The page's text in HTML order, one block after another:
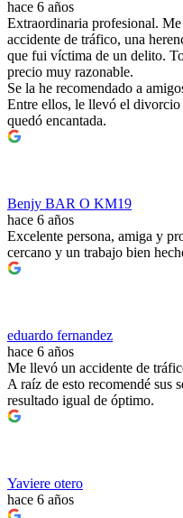
hace 6 años
Extraordinaria profesional.
accidente de tráfico, una
que fui víctima de un delito.
precio muy razonable.
Se la he recomendado a
Entre ellos, le llevó el
quedó encantada.
Benjy BAR O KM19
hace 6 años
Excelente persona, amiga y
cercano y un trabajo bien
eduardo fernandez
hace 6 años
Me llevó un accidente de
A raíz de esto recomendé sus
resultado igual de óptimo.
Yaviere otero
hace 6 años